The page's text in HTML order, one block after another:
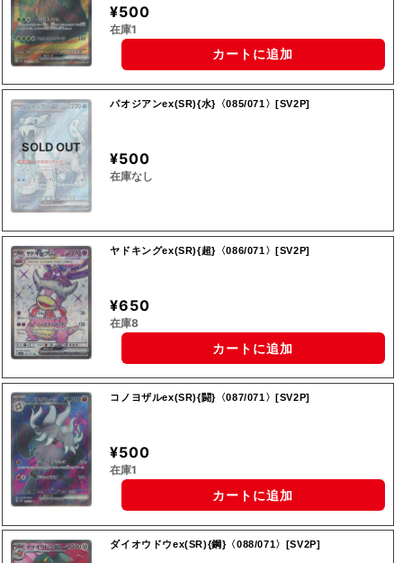
¥500
在庫1
カートに追加
SOLD OUT
パオジアンex(SR){水}〈085/071〉[SV2P]
¥500
在庫なし
ヤドキングex(SR){超}〈086/071〉[SV2P]
¥650
在庫8
カートに追加
コノヨザルex(SR){闘}〈087/071〉[SV2P]
¥500
在庫1
カートに追加
ダイオウドウex(SR){鋼}〈088/071〉[SV2P]